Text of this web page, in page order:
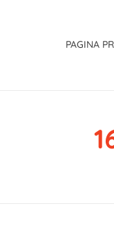
PAGINA